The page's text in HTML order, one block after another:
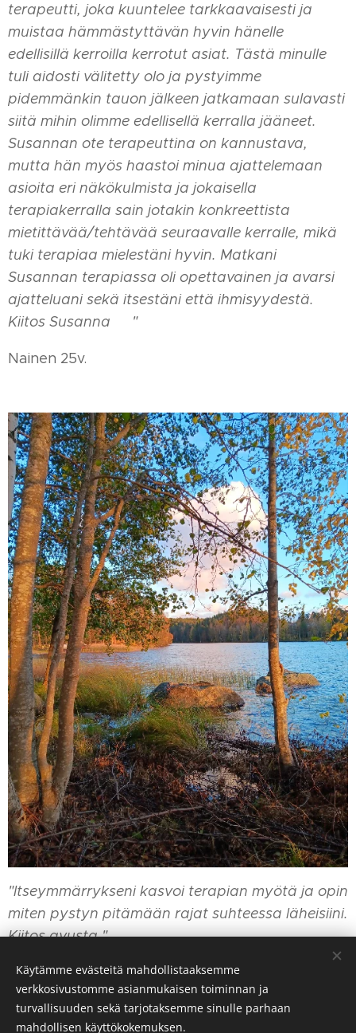
terapeutti, joka kuuntelee tarkkaavaisesti ja
muistaa hämmästyttävän hyvin hänelle
edellisillä kerroilla kerrotut asiat. Tästä minulle
tuli aidosti välitetty olo ja pystyimme
pidemmänkin tauon jälkeen jatkamaan sulavasti
siitä mihin olimme edellisellä kerralla jääneet.
Susannan ote terapeuttina on kannustava,
mutta hän myös haastoi minua ajattelemaan
asioita eri näkökulmista ja jokaisella
terapiakerralla sain jotakin konkreettista
mietittävää/tehtävää seuraavalle kerralle, mikä
tuki terapiaa mielestäni hyvin. Matkani
Susannan terapiassa oli opettavainen ja avarsi
ajatteluani sekä itsestäni että ihmisyydestä.
Kiitos Susanna ❤️"
Nainen 25v.
"Itseymmärrykseni kasvoi terapian myötä ja opin
miten pystyn pitämään rajat suhteessa läheisiini.
Kiitos avusta."
Nainen 45v.
Käytämme evästeitä mahdollistaaksemme
verkkosivustomme asianmukaisen toiminnan ja
turvallisuuden sekä tarjotaksemme sinulle parhaan
mahdollisen käyttökokemuksen.